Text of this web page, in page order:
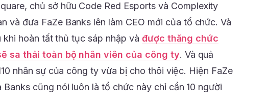
chủ sở hữu Code Red Esports và Complexity
và đưa FaZe Banks lên làm CEO mới của tổ chức. Và
hoàn tất thủ tục sáp nhập và được thăng chức
sa thải toàn bộ nhân viên của công ty. Và quả
nhân sự của công ty vừa bị cho thôi việc. Hiện FaZe
cũng nói luôn là tổ chức này chỉ cần 10 người